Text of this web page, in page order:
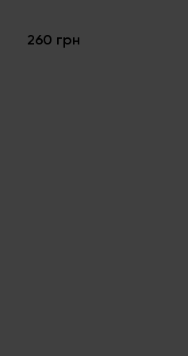
260 грн